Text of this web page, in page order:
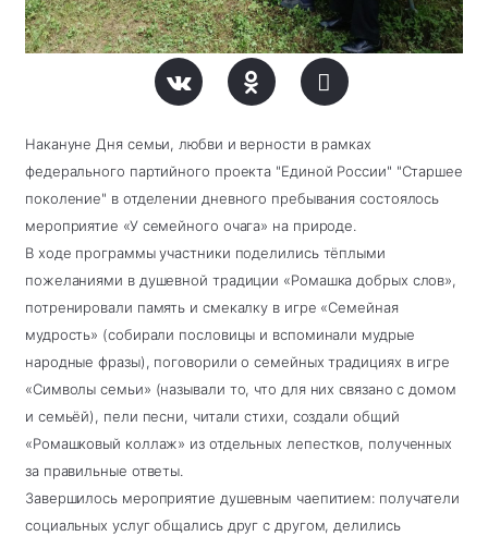
Накануне Дня семьи, любви и верности в рамках
федерального партийного проекта "Единой России" "Старшее
поколение" в отделении дневного пребывания состоялось
мероприятие «У семейного очага» на природе.
В ходе программы участники поделились тёплыми
пожеланиями в душевной традиции «Ромашка добрых слов»,
потренировали память и смекалку в игре «Семейная
мудрость» (собирали пословицы и вспоминали мудрые
народные фразы), поговорили о семейных традициях в игре
«Символы семьи» (называли то, что для них связано с домом
и семьёй), пели песни, читали стихи, создали общий
«Ромашковый коллаж» из отдельных лепестков, полученных
за правильные ответы.
Завершилось мероприятие душевным чаепитием: получатели
социальных услуг общались друг с другом, делились